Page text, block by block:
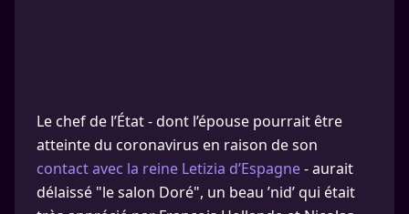
Le chef de l’État - dont l’épouse pourrait être
atteinte du coronavirus en raison de son
contact avec la reine Letizia d’Espagne- aurait
délaissé "le salon Doré", un beau ’nid’ qui était